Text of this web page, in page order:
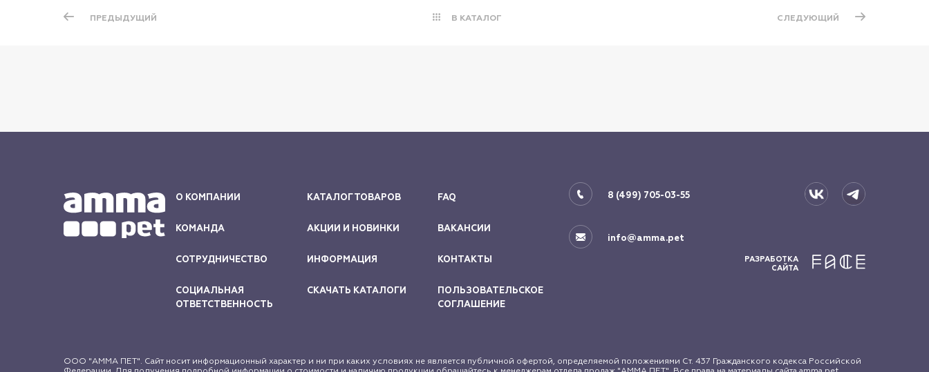
ПРЕДЫДУЩИЙ В КАТАЛОГ СЛЕДУЮЩИЙ
О КОМПАНИИ
КОМАНДА
СОТРУДНИЧЕСТВО
СОЦИАЛЬНАЯ
ОТВЕТСТВЕННОСТЬ
КАТАЛОГ ТОВАРОВ
АКЦИИ И НОВИНКИ
ИНФОРМАЦИЯ
СКАЧАТЬ КАТАЛОГИ
FAQ
ВАКАНСИИ
КОНТАКТЫ
ПОЛЬЗОВАТЕЛЬСКОЕ
СОГЛАШЕНИЕ
8 (499) 705-03-55
info@amma.pet
РАЗРАБОТКА
САЙТА
ООО "АММА ПЕТ". Сайт носит информационный характер и ни при каких условиях не является публичной офертой, определяемой положениями Ст. 437 Гражданского кодекса Российской